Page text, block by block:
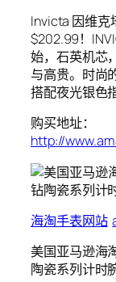
Invicta 因维克
$202.99！
始，石英机芯
与高贵。时尚
搭配夜光银色
购买地址：
http://
海淘手表网站
美国亚马逊海
陶瓷系列计时